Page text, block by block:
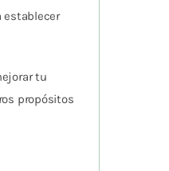
establecer
tu
propósitos